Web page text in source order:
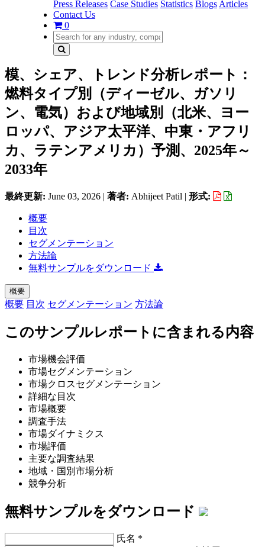
Press Releases Case Studies Statistics Blogs Articles
Contact Us
0
模、シェア、トレンド分析レポート：
燃料タイプ別（ディーゼル、ガソリ
ン、電気）および地域別（北米、ヨー
ロッパ、アジア太平洋、中東・アフリ
カ、ラテンアメリカ）予測、2025年～
2033年
最終更新: June 03, 2026 | 著者: Abhijeet Patil | 形式:
概要
目次
セグメンテーション
方法論
無料サンプルをダウンロード
概要
概要 目次 セグメンテーション 方法論
このサンプルレポートに含まれる内容
市場機会評価
市場セグメンテーション
市場クロスセグメンテーション
詳細な目次
市場概要
調査手法
市場ダイナミクス
市場評価
主要な調査結果
地域・国別市場分析
競争分析
無料サンプルをダウンロード
氏名 *